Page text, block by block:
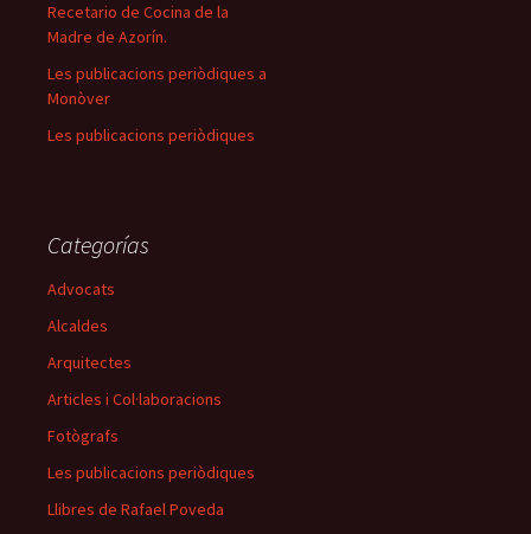
Recetario de Cocina de la
Madre de Azorín.
Les publicacions periòdiques a
Monòver
Les publicacions periòdiques
Categorías
Advocats
Alcaldes
Arquitectes
Articles i Col·laboracions
Fotògrafs
Les publicacions periòdiques
Llibres de Rafael Poveda